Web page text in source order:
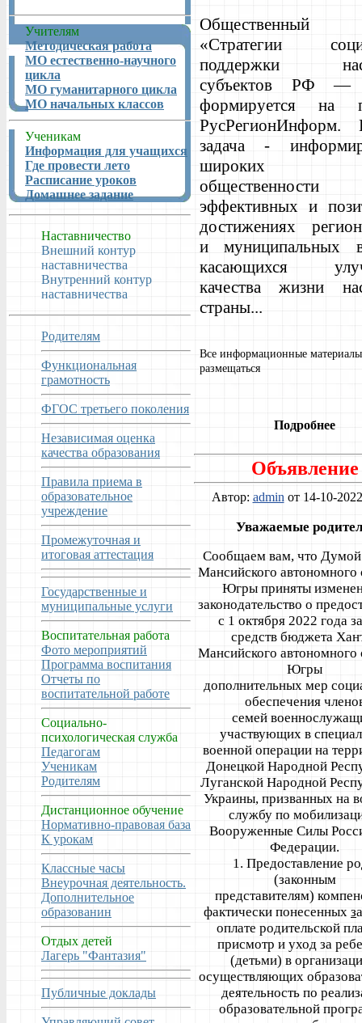
Учителям
Методическая работа
МО естественно-научного
цикла
МО гуманитарного цикла
МО начальных классов
Ученикам
Информация для учащихся
Где провести лето
Расписание уроков
Домашнее задание
Наставничество
Внешний контур
наставничества
Внутренний контур
наставничества
Родителям
Функциональная
грамотность
ФГОС третьего поколения
Независимая оценка
качества образования
Правила приема в
образовательное
учреждение
Промежуточная и
итоговая аттестация
Государственные и
муниципальные услуги
Воспитательная работа
Фото мероприятий
Программа воспитания
Отчеты по
воспитательной работе
Социально-
психологическая служба
Педагогам
Ученикам
Родителям
Дистанционное обучение
Нормативно-правовая база
К урокам
Классные часы
Внеурочная деятельность.
Дополнительное
образованин
Отдых детей
Лагерь "Фантазия"
Публичные доклады
Общественный
«Стратегии
поддержки
субъектов РФ —
формируется на
РусРегионИнформ.
задача -
широких
эффективных и
достижениях
и муниципальных
касающихся
качества жизни
страны...
Все информационные материалы
размещаться
Подробнее
Объявление
Автор: admin от 14-10-
Уважаемые
Сообщаем вам, что
Мансийского автономного
Югры приняты
законодательство о
с 1 октября 2022 года
средств бюджета
Мансийского автономного
Югры
дополнительных мер
обеспечения
семей
участвующих в
военной операции на
Донецкой Народной
Луганской Народной
Украины, призванных на
службу по
Вооруженные Силы
Федерации.
1. Предоставление
(законным
представителям)
фактически понесенных з
оплате родительской
присмотр и уход за
(детьми) в
осуществляющих
деятельность по
образовательной